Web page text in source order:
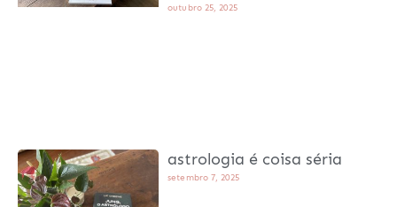
outubro 25, 2025
astrologia é coisa séria
setembro 7, 2025